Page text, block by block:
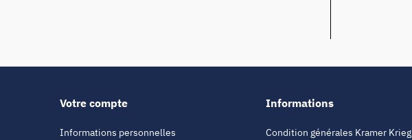
Votre compte
Informations personnelles
Informations
Condition générales Kramer Krieg